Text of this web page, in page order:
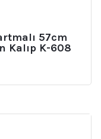
57cm
Kalıp K-608